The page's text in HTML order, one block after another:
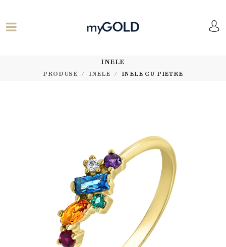
INELE
PRODUSE INELE INELE CU PIETRE